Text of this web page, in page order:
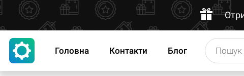
Головна Контакти Блог